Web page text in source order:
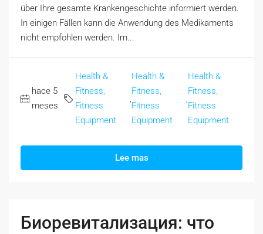
über Ihre gesamte Krankengeschichte informiert werden.
In einigen Fällen kann die Anwendung des Medikaments
nicht empfohlen werden. Im...
hace 5
meses
Health &
Fitness,
Fitness
Equipment
Health &
Fitness,
Fitness
Equipment
Health &
Fitness,
Fitness
Equipment
Lee mas
Биоревитализация: что